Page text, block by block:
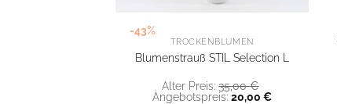
-43%
TROCKENBLUMEN
Blumenstrauß STIL Selection L
Alter Preis: 35,00€
Preis
Angebotspreis: 20,00€Aktueller